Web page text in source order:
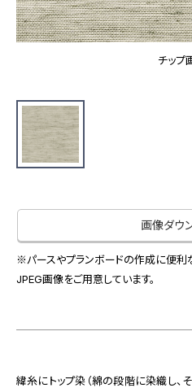
東京ショールーム
大阪ショールーム
仙台ショールーム
札幌ショールーム
お客様サポート
お客様サポート トップ
動画一覧
お手入れ便利帳
お役立ち資料
お問い合わせ（一般のお客様）
非住宅案件に関するお問い合わせ
インテリア事業
スペースソリューション事業
オフィスソリューション事業
ファシリティソリューション事業
会社情報
会社情報
チップ
画像ダウ
※パースやプランボードの作成に便利
JPEG画像をご用意しています。
緯糸にトップ染（綿の段階に染織し、